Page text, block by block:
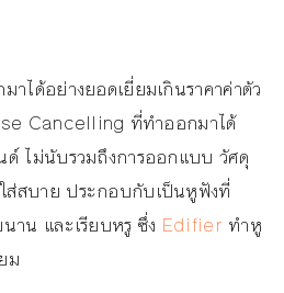
าได้อย่างยอดเยี่ยมเกินราคาค่าตัว
Cancelling ที่ทำออกมาได้
ด์ ไม่นับรวมถึงการออกแบบ วัศดุ
ส่สบาย ประกอบกับเป็นหูฟังที่
าน และเรียบหรู ซึ่ง Edifier ทำหู
ม